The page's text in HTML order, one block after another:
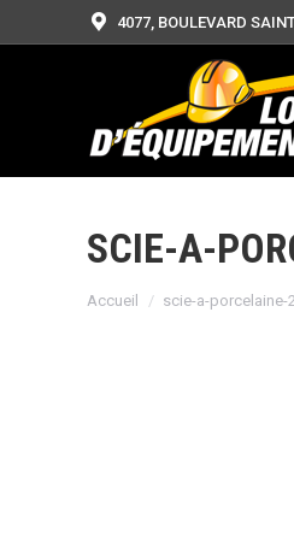
4077, BOULEVARD
SCIE-A-
Vous êtes ici :
Accueil scie-a-porcelaine-